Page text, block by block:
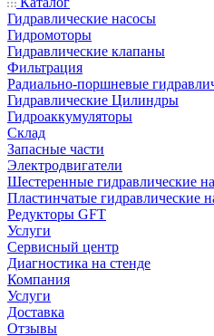
Гидравлические насосы
Гидромоторы
Гидравлические клапаны
Фильтрация
Радиально-поршневые
Гидравлические Цилиндры
Гидроаккумуляторы
Склад
Запасные части
Электродвигатели
Шестеренные гидравлические
Пластинчатые гидравлические
Редукторы GFT
Услуги
Сервисный центр
Диагностика на стенде
Компания
Услуги
Доставка
Отзывы